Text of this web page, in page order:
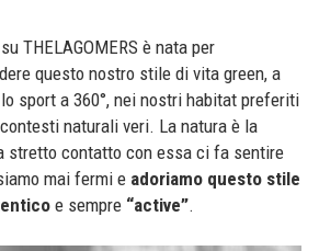
THELAGOMERS è nata per
questo nostro stile di vita green, a
sport a 360°, nei nostri habitat preferiti
naturali veri. La natura è la
stretto contatto con essa ci fa sentire
mai fermi e adoriamo questo stile
e sempre “active”.